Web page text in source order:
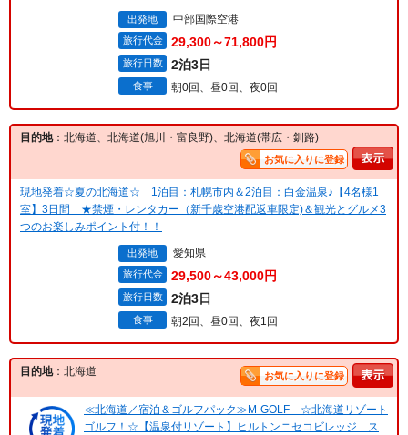
出発地 中部国際空港
旅行代金 29,300～71,800円
旅行日数 2泊3日
食事 朝0回、昼0回、夜0回
目的地：北海道、北海道(旭川・富良野)、北海道(帯広・釧路)
お気に入りに登録
現地発着☆夏の北海道☆ 1泊目：札幌市内＆2泊目：白金温泉♪【4名様1
室】3日間 ★禁煙・レンタカー（新千歳空港配返車限定)＆観光とグルメ3
つのお楽しみポイント付！！
出発地 愛知県
旅行代金 29,500～43,000円
旅行日数 2泊3日
食事 朝2回、昼0回、夜1回
目的地：北海道 お気に入りに登録
≪北海道／宿泊＆ゴルフパック≫M-GOLF ☆北海道リゾート
ゴルフ！☆【温泉付リゾート】ヒルトンニセコビレッジ ス